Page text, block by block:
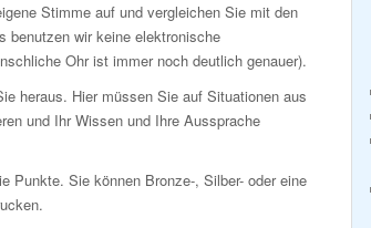
Stimme auf und vergleichen Sie mit den
benutzen wir keine elektronische
Ohr ist immer noch deutlich genauer).
heraus. Hier müssen Sie auf Situationen aus
und Ihr Wissen und Ihre Aussprache
Punkte. Sie können Bronze-, Silber- oder eine